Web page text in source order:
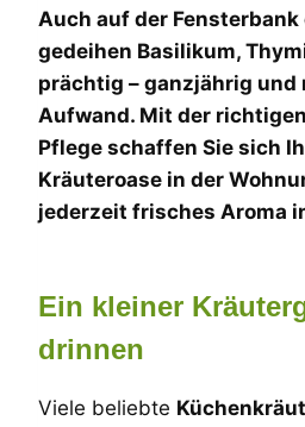
Auch auf der Fensterbank
gedeihen Basilikum,
prächtig – ganzjährig und
Aufwand. Mit der
Pflege schaffen Sie sich
Kräuteroase in der
jederzeit frisches Aroma
Ein kleiner
drinnen
Viele beliebte